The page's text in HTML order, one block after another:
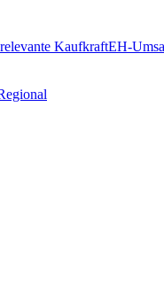
KaufkraftEH-